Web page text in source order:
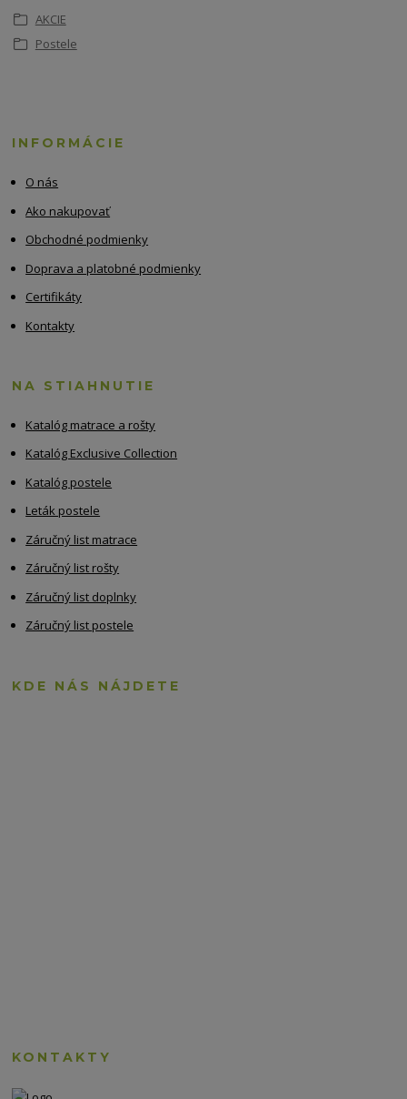
AKCIE
Postele
INFORMÁCIE
O nás
Ako nakupovať
Obchodné podmienky
Doprava a platobné podmienky
Certifikáty
Kontakty
NA STIAHNUTIE
Katalóg matrace a rošty
Katalóg Exclusive Collection
Katalóg postele
Leták postele
Záručný list matrace
Záručný list rošty
Záručný list doplnky
Záručný list postele
KDE NÁS NÁJDETE
KONTAKTY